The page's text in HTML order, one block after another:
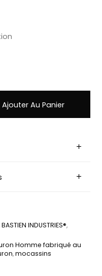
Ajouter Au Panier
BASTIEN INDUSTRIES®,
Homme fabriqué au
,mocassins